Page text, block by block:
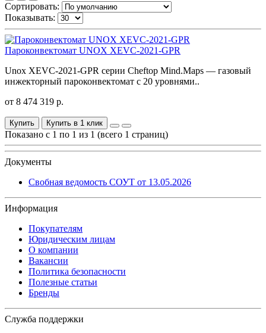
Сортировать:
Показывать:
Пароконвектомат UNOX XEVC-2021-GPR
Unox XEVC-2021-GPR серии Cheftop Mind.Maps — газовый
инжекторный пароконвектомат с 20 уровнями..
от 8 474 319 р.
Купить Купить в 1 клик
Показано с 1 по 1 из 1 (всего 1 страниц)
Документы
Свобная ведомость СОУТ от 13.05.2026
Информация
Покупателям
Юридическим лицам
О компании
Вакансии
Политика безопасности
Полезные статьи
Бренды
Служба поддержки